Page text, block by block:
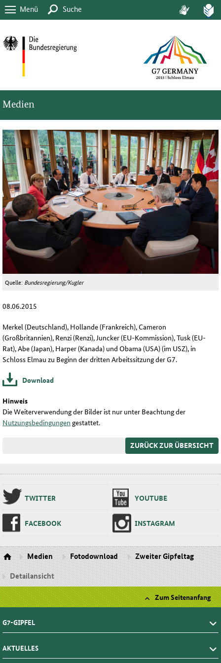
Menü Suche
Medien
Quelle: Bundesregierung/Kugler
08.06.2015
Merkel (Deutschland), Hollande (Frankreich), Cameron
(Großbritannien), Renzi (Renzi), Juncker (EU-Kommission), Tusk (EU-
Rat), Abe (Japan), Harper (Kanada) und Obama (USA) (im USZ), in
Schloss Elmau zu Beginn der dritten Arbeitssitzung der G7.
Download
Hinweis
Die Weiterverwendung der Bilder ist nur unter Beachtung der
Nutzungsbedingungen gestattet.
ZURÜCK ZUR ÜBERSICHT
TWIT­TER YOU­TU­BE
FA­CE­BOOK INS­TA­GRAM
Medien Fotodownload
Zweiter Gipfeltag
Detailansicht
Zum Seitenanfang
G7-GIPFEL
AKTUELLES